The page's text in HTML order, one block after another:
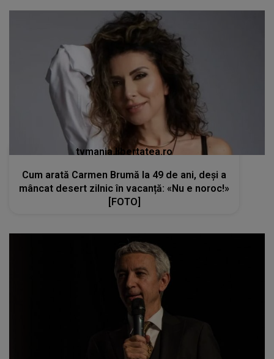
tvmania.libertatea.ro
Cum arată Carmen Brumă la 49 de ani, deși a
mâncat desert zilnic în vacanță: «Nu e noroc!»
[FOTO]